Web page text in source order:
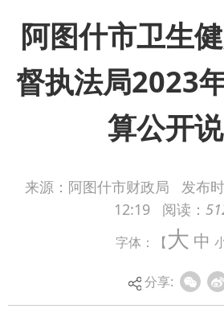
阿图什市卫生
督执法局2023
算公开
来源：阿图什市财政局 发布
12:19
阅读：
字体：【大 中
分享:
阿图什市卫生健康综合监督执
度部门决算公开说明